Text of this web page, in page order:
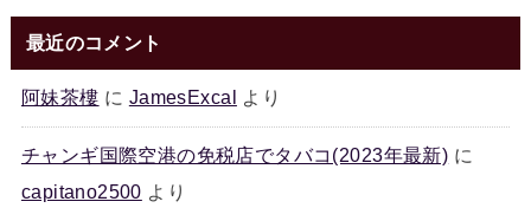
最近のコメント
阿妹茶樓 に JamesExcal より
チャンギ国際空港の免税店でタバコ(2023年最新) に
capitano2500 より